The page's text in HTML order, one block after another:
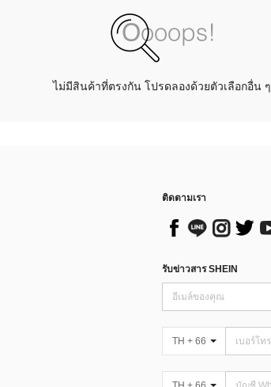
ไม่มีสินค้าที่ตรงกัน โปรดลองด้วยตัวเลือกอื่น ๆ
ติดตามเรา
รับข่าวสาร SHEIN
TH + 66